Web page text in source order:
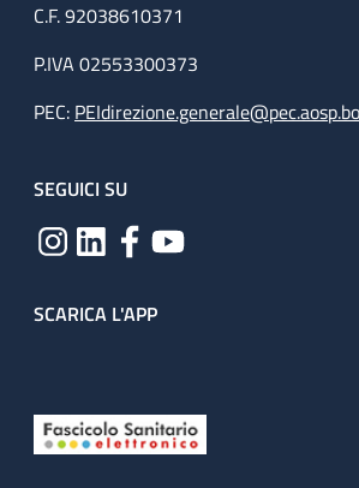
C.F. 92038610371
P.IVA 02553300373
PEC:
SEGUICI SU
SCARICA L'APP